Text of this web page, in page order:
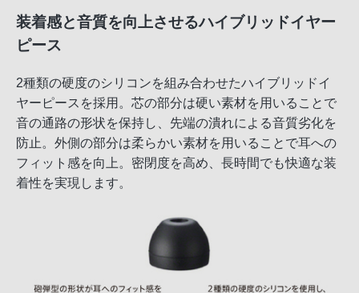
装着感と音質を向上させるハイブリッドイヤー
ピース
2種類の硬度のシリコンを組み合わせたハイブリッドイ
ヤーピースを採用。芯の部分は硬い素材を用いることで
音の通路の形状を保持し、先端の潰れによる音質劣化を
防止。外側の部分は柔らかい素材を用いることで耳への
フィット感を向上。密閉度を高め、長時間でも快適な装
着性を実現します。